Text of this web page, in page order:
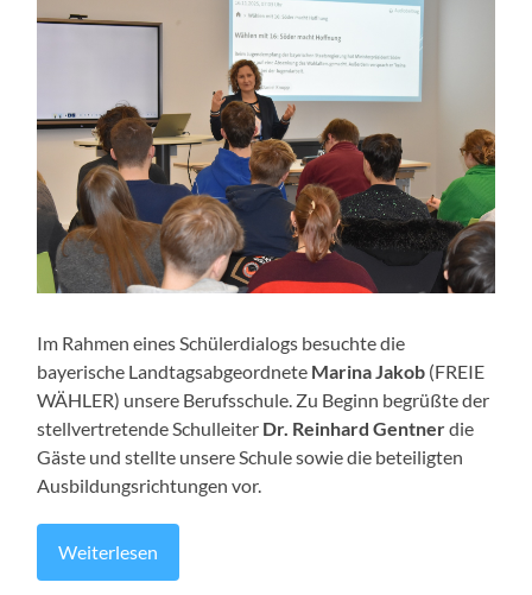
Im Rahmen eines Schülerdialogs besuchte die
bayerische Landtagsabgeordnete Marina Jakob (FREIE
WÄHLER) unsere Berufsschule. Zu Beginn begrüßte der
stellvertretende Schulleiter Dr. Reinhard Gentnerdie
Gäste und stellte unsere Schule sowie die beteiligten
Ausbildungsrichtungen vor.
Weiterlesen